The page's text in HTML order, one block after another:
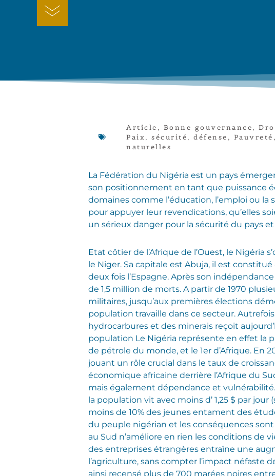
Article , Bonne gouvernance,
Paix, sécurité, défense , Pauvreté ,
naturelles
La Fédération du Nigéria est un pays
son positionnement en tant que puissance
domaines comme l’éducation, l’emploi ou
pour appuyer leur revendications, qu’elles
un sérieux danger pour la sécurité du pays
Etat côtier de l’Afrique de l’Ouest, le Nigéria
le Niger. Sa capitale est Abuja, il est
deux fois l’Espagne. Après son
de 1,5 million de morts. A partir de 1970
militaires, jusqu’aux premières élections
population travaille dans ce secteur.
hydrocarbures et des minerais reçoit
population Le Nigéria représente en effet la
de pétrole du monde, et le 1er d’Afrique. En
jouant un rôle crucial dans le taux de
économique africaine derrière l’Afrique du
mais également dépendance et
la population vit avec moins d’ 1,25 $ par
moins de 10% des jeunes entament des
du peuple nigérian et les conséquences
au Sud n’améliore en rien les conditions de
des entreprises étrangères entraîne une
l’agriculture, sans compter l’impact néfaste
ainsi recensé plus de 700 marées noires